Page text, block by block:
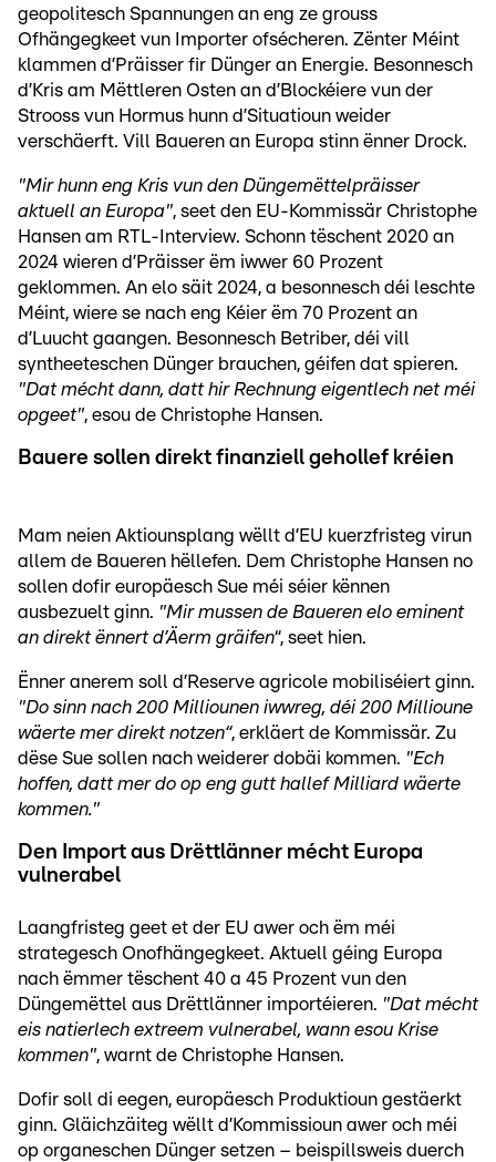
geopolitesch Spannungen an eng ze grouss
Ofhängegkeet vun Importer ofsécheren. Zënter Méint
klammen d’Präisser fir Dünger an Energie. Besonnesch
d’Kris am Mëttleren Osten an d’Blockéiere vun der
Strooss vun Hormus hunn d’Situatioun weider
verschäerft. Vill Baueren an Europa stinn ënner Drock.
"Mir hunn eng Kris vun den Düngemëttelpräisser
aktuell an Europa", seet den EU-Kommissär Christophe
Hansen am RTL-Interview. Schonn tëschent 2020 an
2024 wieren d’Präisser ëm iwwer 60 Prozent
geklommen. An elo säit 2024, a besonnesch déi leschte
Méint, wiere se nach eng Kéier ëm 70 Prozent an
d’Luucht gaangen. Besonnesch Betriber, déi vill
syntheeteschen Dünger brauchen, géifen dat spieren.
"Dat mécht dann, datt hir Rechnung eigentlech net méi
opgeet", esou de Christophe Hansen.
Bauere sollen direkt finanziell gehollef kréien
Mam neien Aktiounsplang wëllt d’EU kuerzfristeg virun
allem de Baueren hëllefen. Dem Christophe Hansen no
sollen dofir europäesch Sue méi séier kënnen
ausbezuelt ginn. "Mir mussen de Baueren elo eminent
an direkt ënnert d’Äerm gräifen“, seet hien.
Ënner anerem soll d’Reserve agricole mobiliséiert ginn.
"Do sinn nach 200 Milliounen iwwreg, déi 200 Millioune
wäerte mer direkt notzen“, erkläert de Kommissär. Zu
dëse Sue sollen nach weiderer dobäi kommen. "Ech
hoffen, datt mer do op eng gutt hallef Milliard wäerte
kommen."
Den Import aus Drëttlänner mécht Europa
vulnerabel
Laangfristeg geet et der EU awer och ëm méi
strategesch Onofhängegkeet. Aktuell géing Europa
nach ëmmer tëschent 40 a 45 Prozent vun den
Düngemëttel aus Drëttlänner importéieren. "Dat mécht
eis natierlech extreem vulnerabel, wann esou Krise
kommen", warnt de Christophe Hansen.
Dofir soll di eegen, europäesch Produktioun gestäerkt
ginn. Gläichzäiteg wëllt d’Kommissioun awer och méi
op organeschen Dünger setzen – beispillsweis duerch